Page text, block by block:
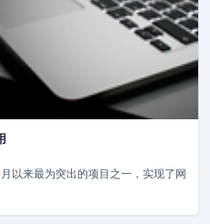
以来最为突出的项目之一，实现了网